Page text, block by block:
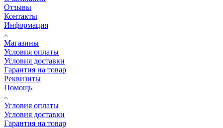
Отзывы
Контакты
Информация
Магазины
Условия оплаты
Условия доставки
Гарантия на товар
Реквизиты
Помощь
Условия оплаты
Условия доставки
Гарантия на товар